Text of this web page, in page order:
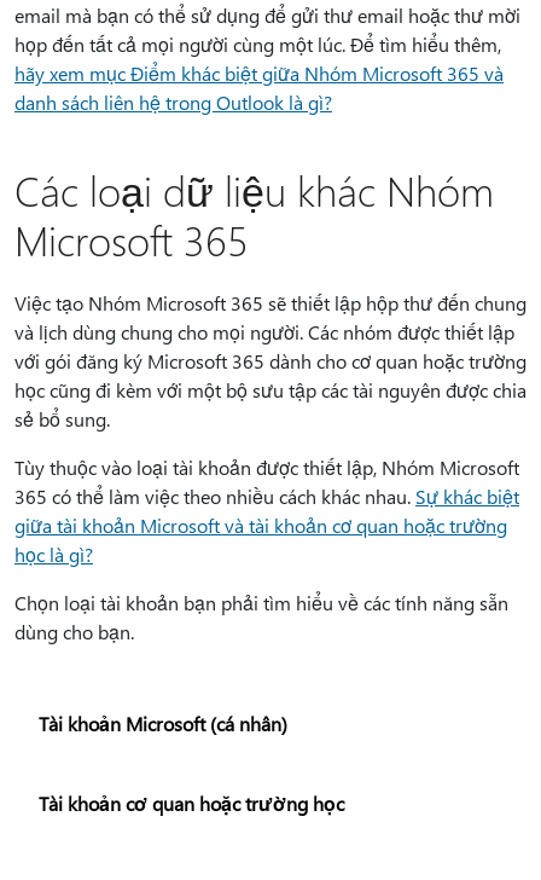
email mà bạn có thể sử dụng để gửi thư email hoặc thư mời
họp đến tất cả mọi người cùng một lúc. Để tìm hiểu thêm,
hãy xem mục Điểm khác biệt giữa Nhóm Microsoft 365 và
danh sách liên hệ trong Outlook là gì?
Các loại dữ liệu khác Nhóm
Microsoft 365
Việc tạo Nhóm Microsoft 365 sẽ thiết lập hộp thư đến chung
và lịch dùng chung cho mọi người. Các nhóm được thiết lập
với gói đăng ký Microsoft 365 dành cho cơ quan hoặc trường
học cũng đi kèm với một bộ sưu tập các tài nguyên được chia
sẻ bổ sung.
Tùy thuộc vào loại tài khoản được thiết lập, Nhóm Microsoft
365 có thể làm việc theo nhiều cách khác nhau. Sự khác biệt
giữa tài khoản Microsoft và tài khoản cơ quan hoặc trường
học là gì?
Chọn loại tài khoản bạn phải tìm hiểu về các tính năng sẵn
dùng cho bạn.
Tài khoản Microsoft (cá nhân)
Tài khoản cơ quan hoặc trường học